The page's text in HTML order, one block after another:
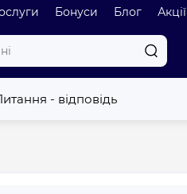
Бонуси Блог Акції
- відповідь